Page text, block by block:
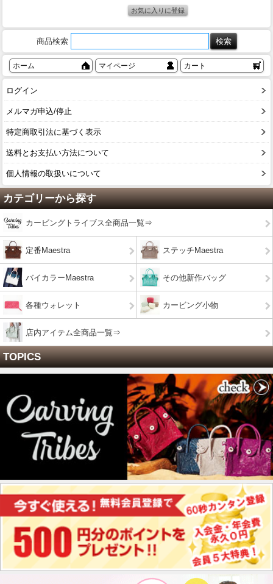
商品検索
ホーム マイページ カート
ログイン
メルマガ申込/停止
特定商取引法に基づく表示
送料とお支払い方法について
個人情報の取扱いについて
カテゴリーから探す
カービングトライブス全商品一覧⇒
定番Maestra ステッチMaestra
バイカラーMaestra その他新作バッグ
各種ウォレット カービング小物
店内アイテム全商品一覧⇒
TOPICS